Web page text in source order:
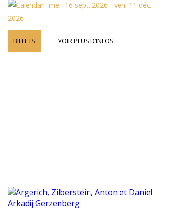
mer. 16 sept. 2026 - ven. 11 déc.
2026
BILLETS VOIR PLUS D’INFOS